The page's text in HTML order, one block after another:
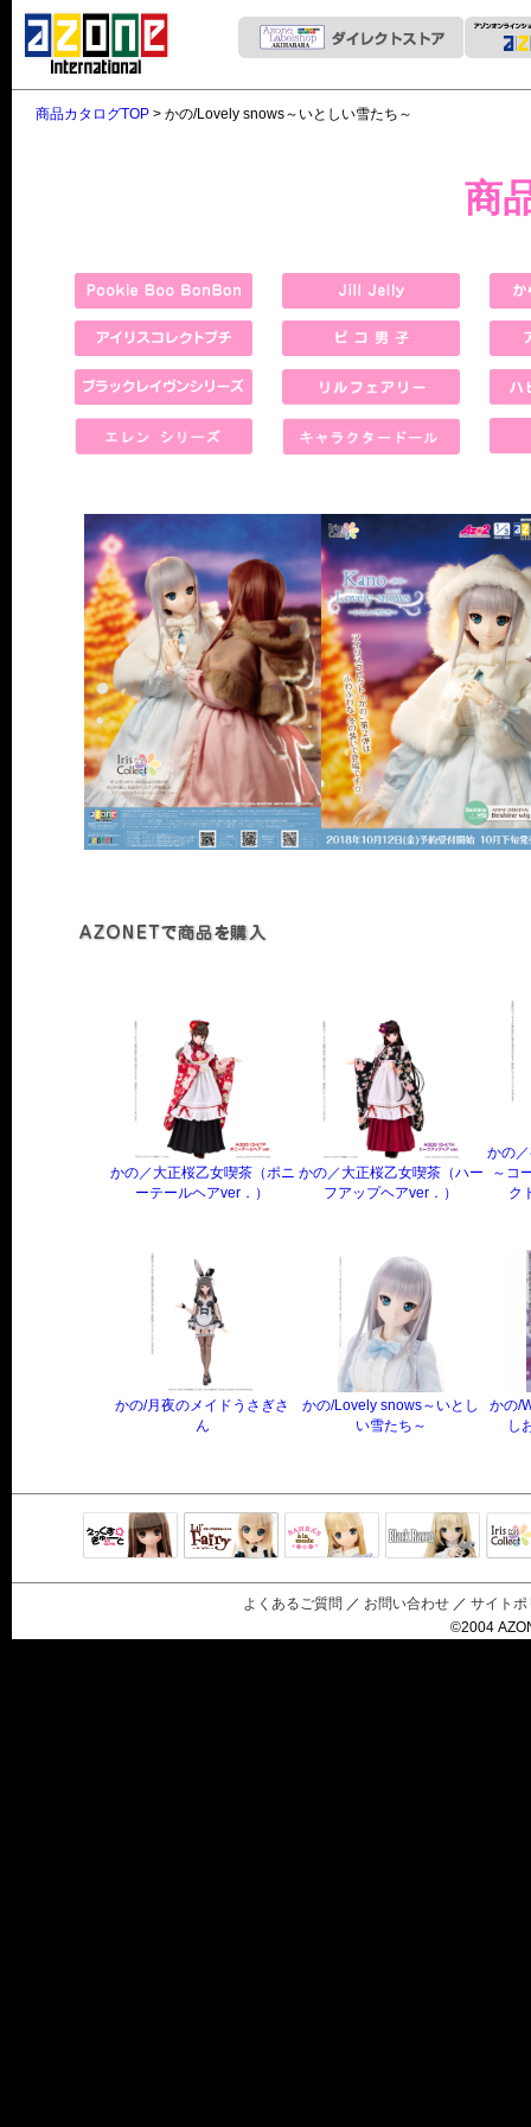
商品カタログTOP > かの/Lovely snows～いとしい雪たち～
商
かの／大正桜乙女喫茶（ポニ
ーテールヘアver．）
かの／大正桜乙女喫茶（ハー
フアップヘアver．）
かの
～コ
ク
かの/月夜のメイドうさぎさ
ん
かの/Lovely snows～いとし
い雪たち～
かの/
し
よくあるご質問 ／ お問い合わせ ／ サイトポ
©2004